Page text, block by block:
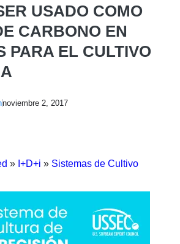
USADO COMO
CARBONO EN
PARA EL CULTIVO
noviembre 2, 2017
» I+D+i » Sistemas de Cultivo